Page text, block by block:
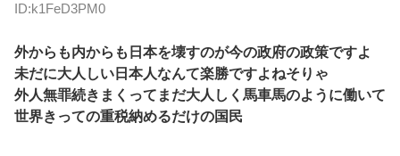
ID:k1FeD3PM0
外からも内からも日本を壊すのが今の政府の政策ですよ
未だに大人しい日本人なんて楽勝ですよねそりゃ
外人無罪続きまくってまだ大人しく馬車馬のように働いて
世界きっての重税納めるだけの国民